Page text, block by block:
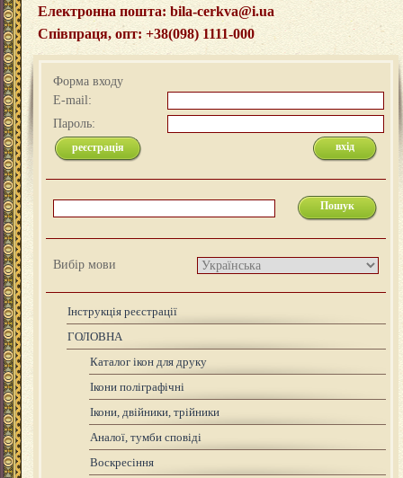
Електронна пошта: bila-cerkva@i.ua
Співпраця, опт: +38(098) 1111-000
Форма входу
E-mail:
Пароль:
реєстрація
Вибір мови
Інструкція реєстрації
ГОЛОВНА
Каталог ікон для друку
Ікони поліграфічні
Ікони, двійники, трійники
Аналої, тумби сповіді
Воскресіння